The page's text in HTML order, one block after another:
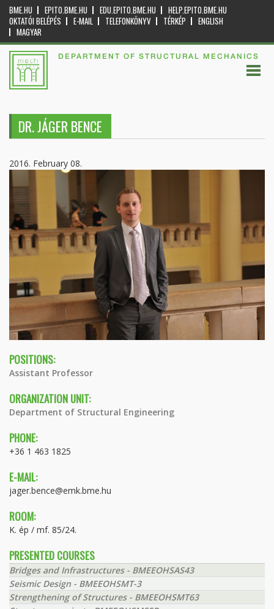
BME.HU EPITO.BME.HU EDU.EPITO.BME.HU
HELP.EPITO.BME.HU
OKTATÓI BELÉPÉS
E-MAIL TELEFONKÖNYV TÉRKÉP
ENGLISH
MAGYAR
DEPARTMENT OF STRUCTURAL MECHANICS
DR. JÁGER BENCE
2016. February 08.
POSITIONS:
Assistant Professor
ORGANIZATION UNIT:
Department of Structural Engineering
PHONE:
+36 1 463 1825
E-MAIL:
jager.bence@emk.bme.hu
ROOM:
K. ép / mf. 85/24.
PRESENTED COURSES
Bridges and Infrastructures - BMEEOHSAS43
Seismic Design - BMEEOHSMT-3
Strengthening of Structures - BMEEOHSMT63